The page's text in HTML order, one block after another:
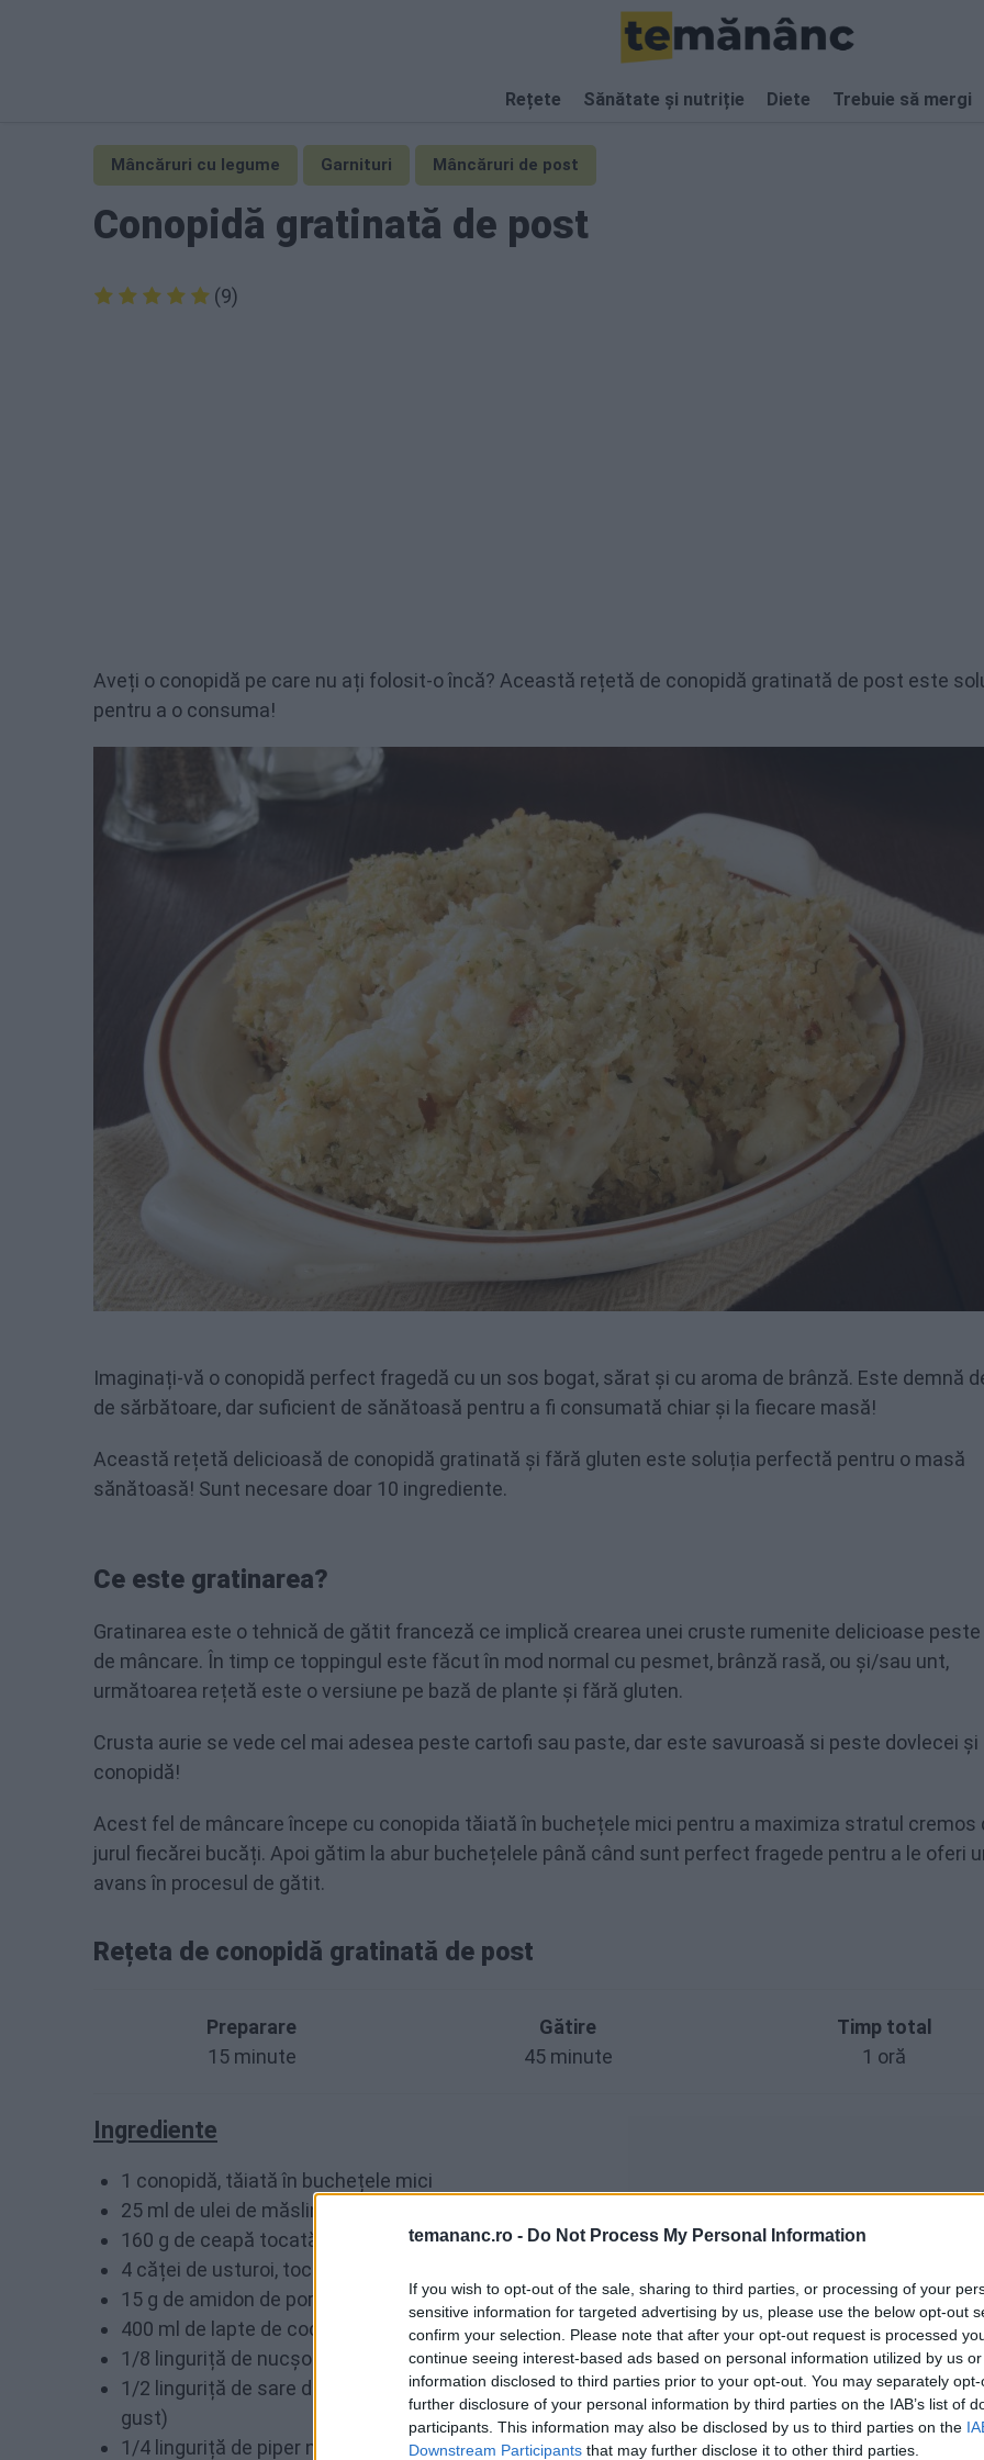
temananc.ro - Do Not Process My Personal Information
If you wish to opt-out of the sale, sharing to third parties, or processing of your
sensitive information for targeted advertising by us, please use the below opt-out
confirm your selection. Please note that after your opt-out request is processed
continue seeing interest-based ads based on personal information utilized by us
information disclosed to third parties prior to your opt-out. You may separately
further disclosure of your personal information by third parties on the IAB’s list of
participants. This information may also be disclosed by us to third parties on the
Downstream Participants that may further disclose it to other third parties.
Rețete Sănătate și nutriție Diete Trebuie să mergi
Mâncăruri cu legume Garnituri Mâncăruri de post
Conopidă gratinată de post
(9)
Aveți o conopidă pe care nu ați folosit-o încă? Această rețetă de conopidă gratinată de post este
pentru a o consuma!
Imaginați-vă o conopidă perfect fragedă cu un sos bogat, sărat și cu aroma de brânză. Este demnă
de sărbătoare, dar suficient de sănătoasă pentru a fi consumată chiar și la fiecare masă!
Această rețetă delicioasă de conopidă gratinată și fără gluten este soluția perfectă pentru o masă
sănătoasă! Sunt necesare doar 10 ingrediente.
Ce este gratinarea?
Gratinarea este o tehnică de gătit franceză ce implică crearea unei cruste rumenite delicioase
de mâncare. În timp ce toppingul este făcut în mod normal cu pesmet, brânză rasă, ou și/sau unt,
următoarea rețetă este o versiune pe bază de plante și fără gluten.
Crusta aurie se vede cel mai adesea peste cartofi sau paste, dar este savuroasă si peste dovlecei și
conopidă!
Acest fel de mâncare începe cu conopida tăiată în buchețele mici pentru a maximiza stratul cremos
jurul fiecărei bucăți. Apoi gătim la abur buchețelele până când sunt perfect fragede pentru a le oferi
avans în procesul de gătit.
Rețeta de conopidă gratinată de post
Preparare
15 minute
Gătire
45 minute
Timp total
1 oră
Ingrediente
1 conopidă, tăiată în buchețele mici
25 ml de ulei de măsline
160 g de ceapă tocată mărunt ( sau 1/2 ceapa mică)
4 căței de usturoi, tocați
15 g de amidon de porumb
400 ml de lapte de cocos
1/8 linguriță de nucșoară măcinată
1/2 linguriță de sare de mare (plus mai mult, după
gust)
1/4 linguriță de piper negru